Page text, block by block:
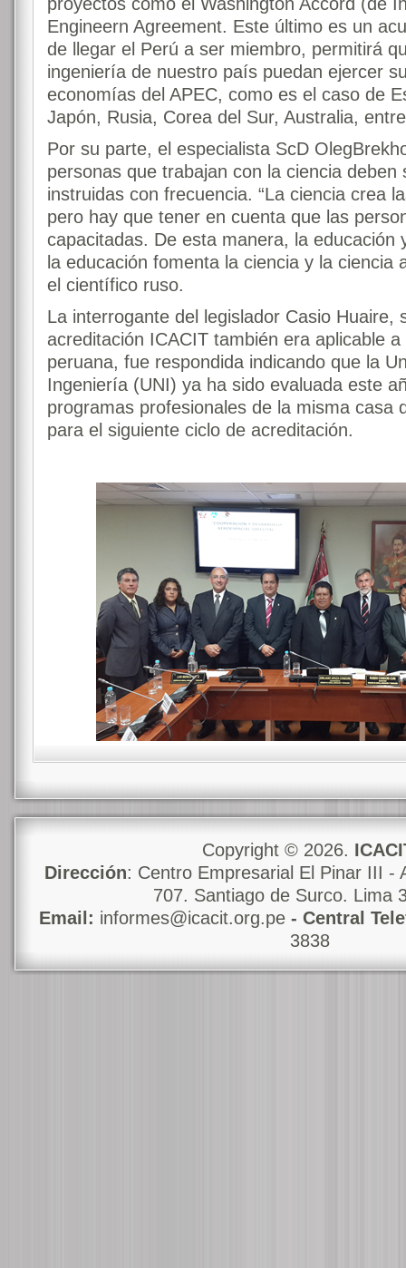
Engineern Agreement. Este último es un
de llegar el Perú a ser miembro, permitirá
ingeniería de nuestro país puedan ejercer
economías del APEC, como es el caso de
Japón, Rusia, Corea del Sur, Australia,
Por su parte, el especialista ScD
personas que trabajan con la ciencia deben
instruidas con frecuencia. “La ciencia crea
pero hay que tener en cuenta que las
capacitadas. De esta manera, la educación
la educación fomenta la ciencia y la ciencia
el científico ruso.
La interrogante del legislador Casio Huaire,
acreditación ICACIT también era aplicable
peruana, fue respondida indicando que la
Ingeniería (UNI) ya ha sido evaluada este
programas profesionales de la misma casa
para el siguiente ciclo de acreditación.
Copyright © 2026.
Dirección: Centro Empresarial El Pinar III -
707. Santiago de Surco. Lima
Email: informes@icacit.org.pe - Central
3838